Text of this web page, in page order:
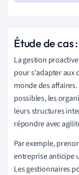
Étude de cas
La gestion
pour s'adapter aux
monde des
possibles, les
leurs structures
répondre avec
Par exemple,
entreprise anticipe
Les gestionnaires